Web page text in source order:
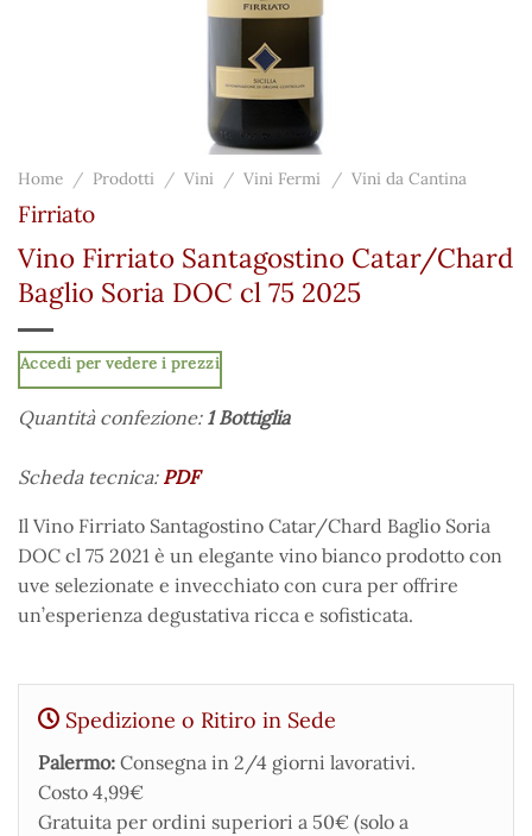
Home / Prodotti / Vini / Vini Fermi / Vini da Cantina
Firriato
Vino Firriato Santagostino Catar/Chard
Baglio Soria DOC cl 75 2025
Accedi per vedere i prezzi
Quantità confezione: 1 Bottiglia
Scheda tecnica: PDF
Il Vino Firriato Santagostino Catar/Chard Baglio Soria
DOC cl 75 2021 è un elegante vino bianco prodotto con
uve selezionate e invecchiato con cura per offrire
un’esperienza degustativa ricca e sofisticata.
Spedizione o Ritiro in Sede
Palermo: Consegna in 2/4 giorni lavorativi.
Costo 4,99€
Gratuita per ordini superiori a 50€ (solo a